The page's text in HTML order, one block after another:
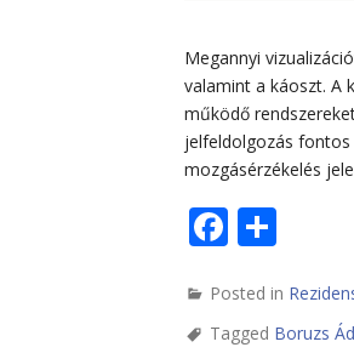
Megannyi
valamint a káoszt. A
működő
jelfeldolgozás fontos
mozgásérzékelés
Posted in
Tagged Boruzs